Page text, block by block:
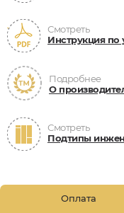
Смотреть
Инструкция по
Подробнее
О
Смотреть
Подтипы
Оплата